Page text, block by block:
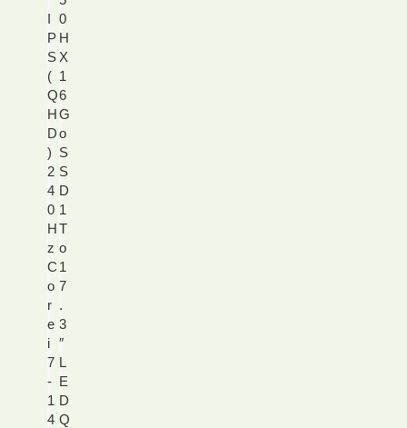
I
P
S
(
Q
H
D
)
2
4
0
H
z
C
o
r
e
i
7
-
1
4
0
H
X
1
6
G
o
S
S
D
1
T
o
1
7
.
3
″
L
E
D
Q